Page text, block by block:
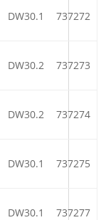
DW30.1 737272
DW30.2 737273
DW30.2 737274
DW30.1 737275
DW30.1 737277